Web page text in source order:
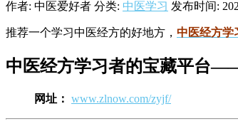
作者: 中医爱好者 分类: 中医学习 发布时间:
推荐一个学习中医经方的好地方， 中医经方学
中医经方学习者的宝藏平台
网址： www.zlnow.com/zyjf/